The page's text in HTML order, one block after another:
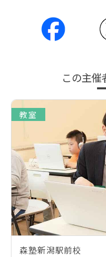
この主催
教室
森塾新潟駅前校